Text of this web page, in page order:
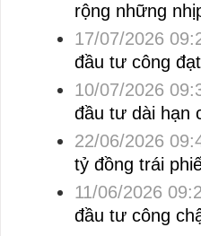
rộng những
17/07/2026
đầu tư công
10/07/2026
đầu tư dài hạn
22/06/2026
tỷ đồng trái
11/06/2026
đầu tư công